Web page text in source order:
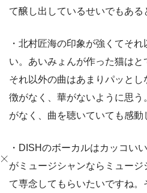
て醸し出しているせいでもある
・北村匠海の印象が強くてそ
い。あいみょんが作った猫はと
それ以外の曲はあまりパッと
徴がなく、華がないように思
がなく、曲を聴いていても感動
・DISHのボーカルはカッコい
がミュージシャンならミュー
て専念してもらいたいですね